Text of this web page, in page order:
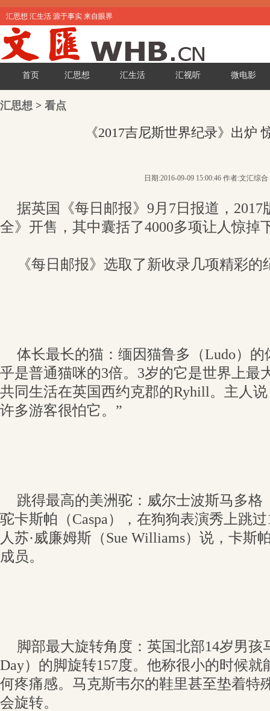
汇思想 汇生活 源于事实 来自眼界
首页 汇思想 汇生活 汇视听 微电影
汇思想 > 看点
《2017吉尼斯世界纪录》出炉
日期:2016-09-09 15:00:46 作者:文汇综合
据英国《每日邮报》9月7日报道，
全》开售，其中囊括了4000多项让人惊掉
《每日邮报》选取了新收录几项精彩
体长最长的猫：缅因猫鲁多（Ludo）的
乎是普通猫咪的3倍。3岁的它是世界上最
共同生活在英国西约克郡的Ryhill。主人
许多游客很怕它。”
跳得最高的美洲驼：威尔士波斯马多格
驼卡斯帕（Caspa），在狗狗表演秀上跳
人苏·威廉姆斯（Sue Williams）说，卡斯
成员。
脚部最大旋转角度：英国北部14岁男孩
Day）的脚旋转157度。他称很小的时候
何疼痛感。马克斯韦尔的鞋里甚至垫着特
会旋转。